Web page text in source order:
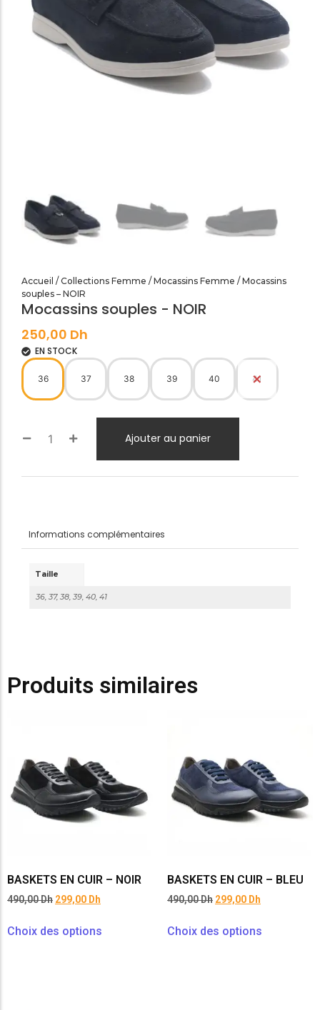
SANDALES PLATES & MEDICALES FEMME
SANDALES SOIRÉES FEMME
Accueil / Collections Femme / Mocassins Femme / Mocassins
souples – NOIR
Mocassins souples - NOIR
250,00 Dh
EN STOCK
36 37 38 39 40 41
Ajouter au panier
Informations complémentaires
Taille
36, 37, 38, 39, 40, 41
Produits similaires
BASKETS EN CUIR – NOIR
490,00Dh 299,00 Dh
Choix des options
BASKETS EN CUIR – BLEU
490,00Dh 299,00 Dh
Choix des options